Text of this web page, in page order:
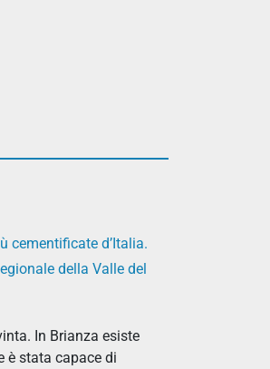
cementificate d’Italia.
della Valle del
In Brianza esiste
è stata capace di